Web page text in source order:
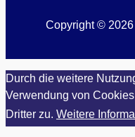
Copyright ©
Durch die weitere
Verwendung von
Dritter zu. Weitere